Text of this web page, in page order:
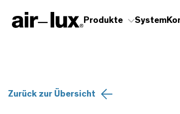
Produkte System
Zurück zur Übersicht